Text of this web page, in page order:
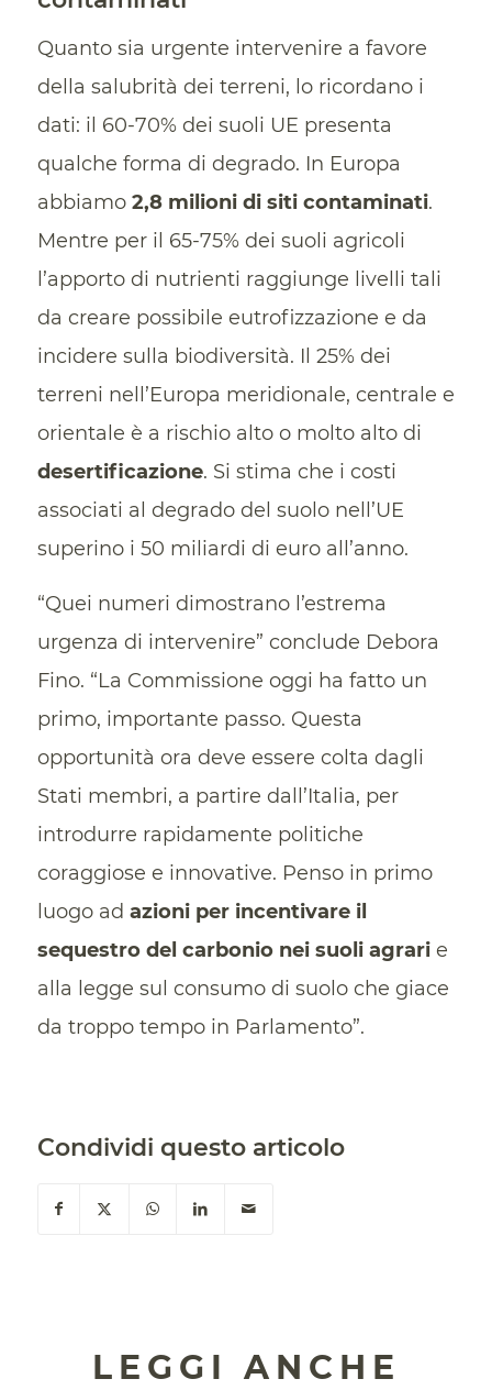
Quanto sia urgente intervenire a favore
della salubrità dei terreni, lo ricordano i
dati: il 60-70% dei suoli UE presenta
qualche forma di degrado. In Europa
abbiamo 2,8 milioni di siti contaminati.
Mentre per il 65-75% dei suoli agricoli
l’apporto di nutrienti raggiunge livelli tali
da creare possibile eutrofizzazione e da
incidere sulla biodiversità. Il 25% dei
terreni nell’Europa meridionale, centrale e
orientale è a rischio alto o molto alto di
desertificazione. Si stima che i costi
associati al degrado del suolo nell’UE
superino i 50 miliardi di euro all’anno.
“Quei numeri dimostrano l’estrema
urgenza di intervenire” conclude Debora
Fino. “La Commissione oggi ha fatto un
primo, importante passo. Questa
opportunità ora deve essere colta dagli
Stati membri, a partire dall’Italia, per
introdurre rapidamente politiche
coraggiose e innovative. Penso in primo
luogo ad azioni per incentivare il
sequestro del carbonio nei suoli agrarie
alla legge sul consumo di suolo che giace
da troppo tempo in Parlamento”.
Condividi questo articolo
LEGGI ANCHE